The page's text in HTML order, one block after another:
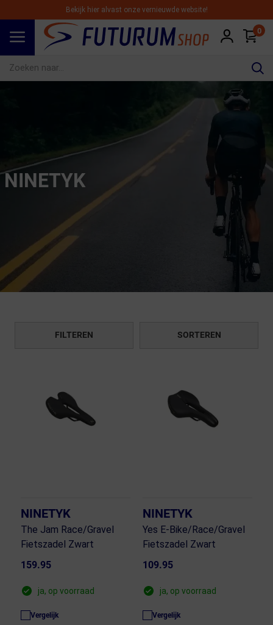
Bekijk hier alvast onze vernieuwde website!
0
NINETYK
FILTEREN SORTEREN
NINETYK
The Jam Race/Gravel
Fietszadel Zwart
159.95
ja, op voorraad
Vergelijk
NINETYK
Yes E-Bike/Race/Gravel
Fietszadel Zwart
109.95
ja, op voorraad
Vergelijk